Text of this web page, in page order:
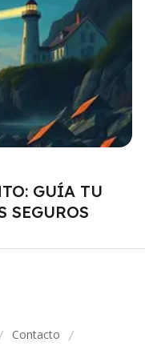
GUÍA TU
SEGUROS
/ Contacto /